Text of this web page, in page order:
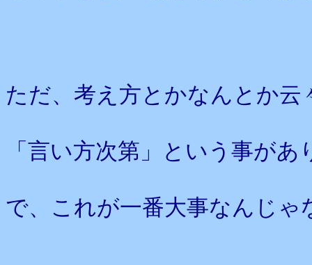
ただ、考え方とかなんとか云
「言い方次第」という事があ
で、これが一番大事なんじゃ